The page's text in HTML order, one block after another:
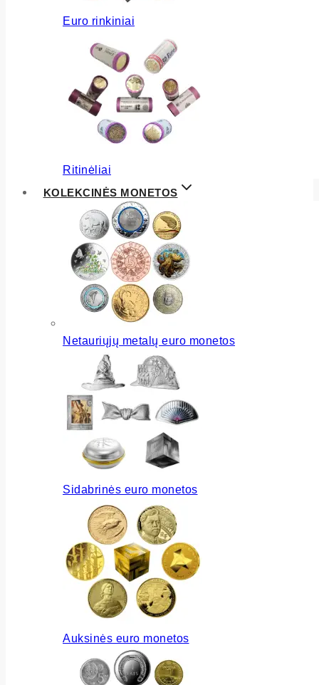
Euro rinkiniai
Ritinėliai
KOLEKCINĖS MONETOS
Netauriųjų metalų euro monetos
Sidabrinės euro monetos
Auksinės euro monetos